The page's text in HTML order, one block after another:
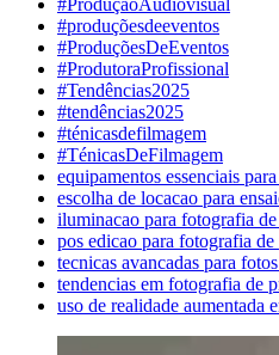
#produçõesdeeventos
#ProduçõesDeEventos
#ProdutoraProfissional
#Tendências2025
#tendências2025
#ténicasdefilmagem
#TénicasDeFilmagem
equipamentos essenciais
escolha de locacao para
iluminacao para fotografia
pos edicao para fotografia
tecnicas avancadas para
tendencias em fotografia de
uso de realidade aumentada